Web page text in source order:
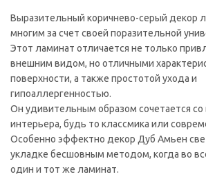
Выразительный коричнево-серый декор
многим за счет своей поразительной
Этот ламинат отличается не только
внешним видом, но отличными
поверхности, а также простотой ухода и
гипоаллергенностью.
Он удивительным образом сочетается
интерьера, будь то классмика или
Особенно эффектно декор Дуб Амьен
укладке бесшовным методом, когда во
один и тот же ламинат.